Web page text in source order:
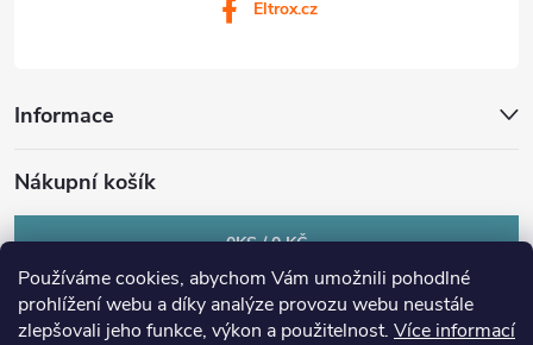
Používáme cookies, abychom Vám umožnili pohodlné
prohlížení webu a díky analýze provozu webu neustále
zlepšovali jeho funkce, výkon a použitelnost. Více informací
Eltrox.cz
Informace
Nákupní košík
0KS /0 KČ